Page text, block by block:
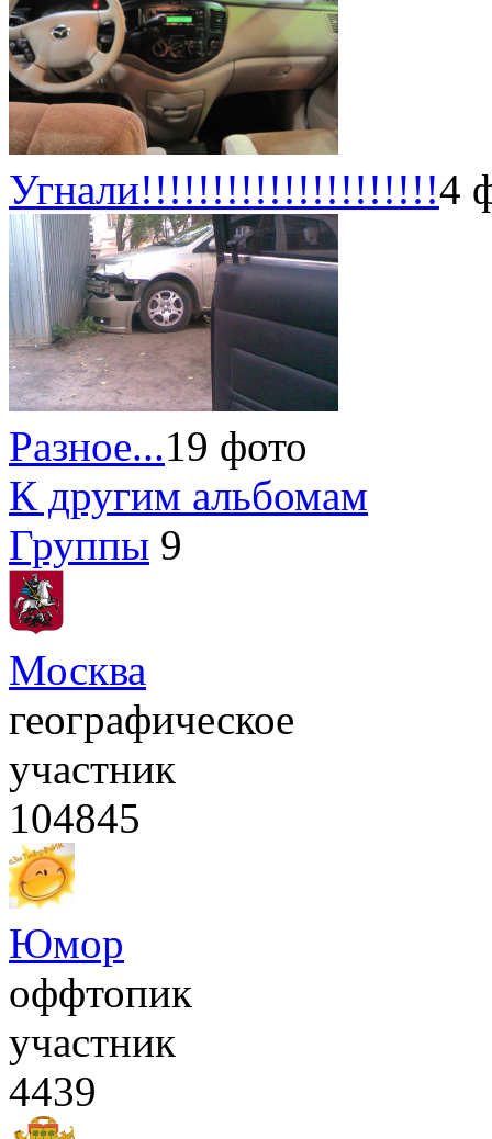
Угнали!!!!!!!!!!!!!!!!!!!!!4
Разное...19 фото
К другим альбомам
Группы 9
Москва
географическое
участник
104845
Юмор
оффтопик
участник
4439